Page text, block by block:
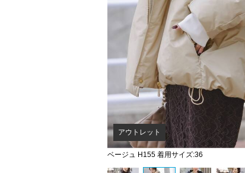
ベージュ H155 着用サイズ:36
アウトレット